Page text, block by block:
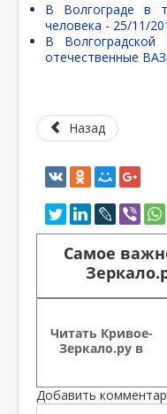
В Волгограде в
человека - 25/11/
В
отечественные
Назад
Самое
Читать Кривое-
Зеркало.ру в
Добавить